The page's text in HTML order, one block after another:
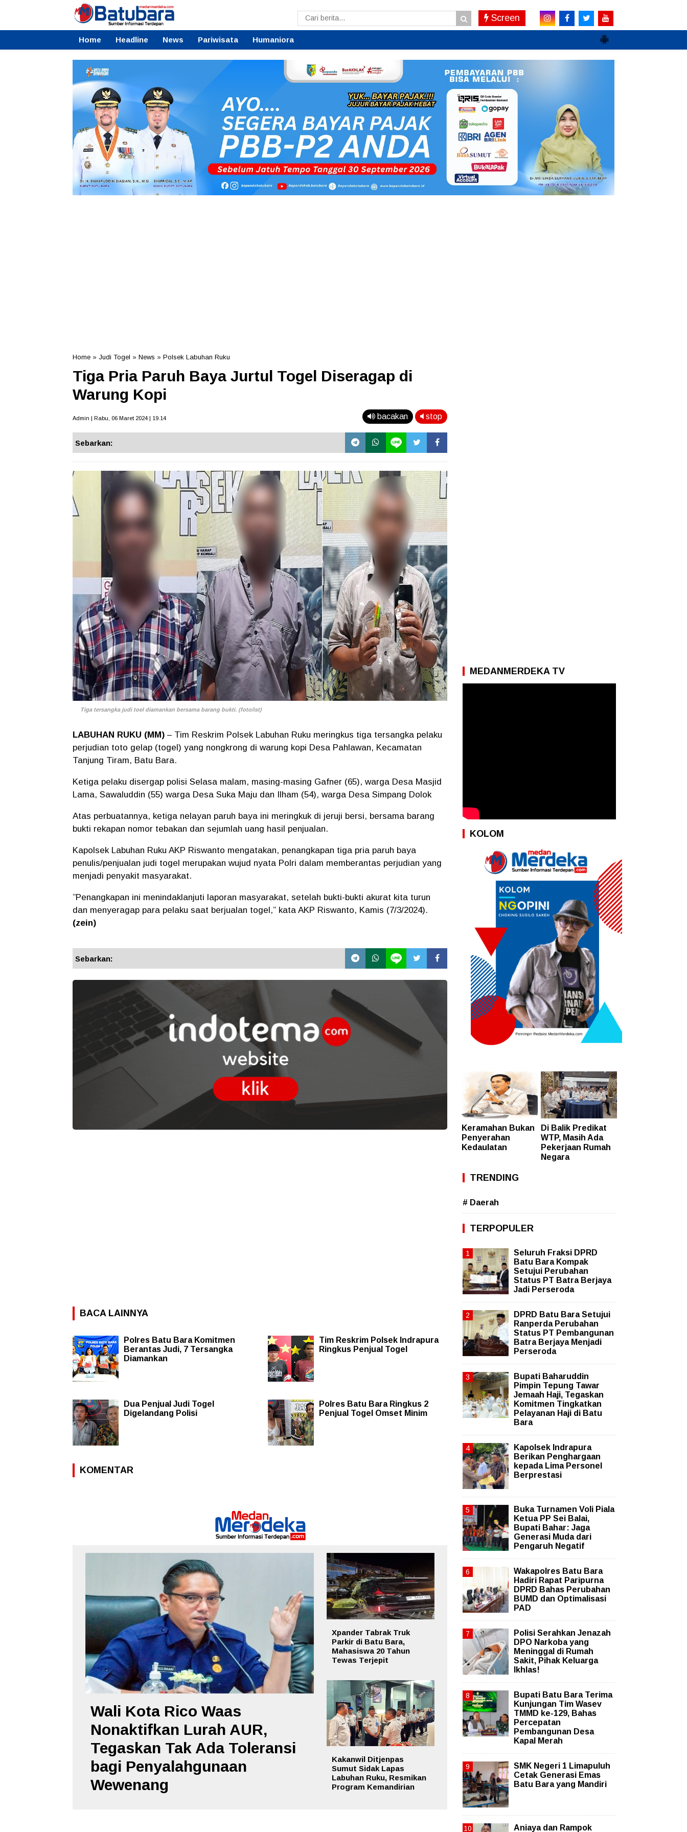
Screen
Home Headline News Pariwisata Humaniora
Home » Judi Togel » News » Polsek Labuhan Ruku
Tiga Pria Paruh Baya Jurtul Togel Diseragap di
Warung Kopi
Admin | Rabu, 06 Maret 2024 | 19.14 bacakan stop
Sebarkan:
Tiga tersangka judi toel diamankan bersama barang bukti. (foto/ist)
LABUHAN RUKU (MM) – Tim Reskrim Polsek Labuhan Ruku meringkus tiga tersangka pelaku
perjudian toto gelap (togel) yang nongkrong di warung kopi Desa Pahlawan, Kecamatan
Tanjung Tiram, Batu Bara.
Ketiga pelaku disergap polisi Selasa malam, masing-masing Gafner (65), warga Desa Masjid
Lama, Sawaluddin (55) warga Desa Suka Maju dan Ilham (54), warga Desa Simpang Dolok
Atas perbuatannya, ketiga nelayan paruh baya ini meringkuk di jeruji bersi, bersama barang
bukti rekapan nomor tebakan dan sejumlah uang hasil penjualan.
Kapolsek Labuhan Ruku AKP Riswanto mengatakan, penangkapan tiga pria paruh baya
penulis/penjualan judi togel merupakan wujud nyata Polri dalam memberantas perjudian yang
menjadi penyakit masyarakat.
”Penangkapan ini menindaklanjuti laporan masyarakat, setelah bukti-bukti akurat kita turun
dan menyeragap para pelaku saat berjualan togel,” kata AKP Riswanto, Kamis (7/3/2024).
(zein)
Sebarkan:
BACA LAINNYA
Polres Batu Bara Komitmen
Berantas Judi, 7 Tersangka
Diamankan
Tim Reskrim Polsek Indrapura
Ringkus Penjual Togel
Dua Penjual Judi Togel
Digelandang Polisi
Polres Batu Bara Ringkus 2
Penjual Togel Omset Minim
KOMENTAR
Wali Kota Rico Waas
Nonaktifkan Lurah AUR,
Tegaskan Tak Ada Toleransi
bagi Penyalahgunaan
Wewenang
Xpander Tabrak Truk
Parkir di Batu Bara,
Mahasiswa 20 Tahun
Tewas Terjepit
Kakanwil Ditjenpas
Sumut Sidak Lapas
Labuhan Ruku, Resmikan
Program Kemandirian
MEDANMERDEKA TV
KOLOM
Keramahan Bukan
Penyerahan
Kedaulatan
Di Balik Predikat
WTP, Masih Ada
Pekerjaan Rumah
Negara
TRENDING
# Daerah
TERPOPULER
Seluruh Fraksi DPRD
Batu Bara Kompak
Setujui Perubahan
Status PT Batra Berjaya
Jadi Perseroda
DPRD Batu Bara Setujui
Ranperda Perubahan
Status PT Pembangunan
Batra Berjaya Menjadi
Perseroda
Bupati Baharuddin
Pimpin Tepung Tawar
Jemaah Haji, Tegaskan
Komitmen Tingkatkan
Pelayanan Haji di Batu
Bara
Kapolsek Indrapura
Berikan Penghargaan
kepada Lima Personel
Berprestasi
Buka Turnamen Voli Piala
Ketua PP Sei Balai,
Bupati Bahar: Jaga
Generasi Muda dari
Pengaruh Negatif
Wakapolres Batu Bara
Hadiri Rapat Paripurna
DPRD Bahas Perubahan
BUMD dan Optimalisasi
PAD
Polisi Serahkan Jenazah
DPO Narkoba yang
Meninggal di Rumah
Sakit, Pihak Keluarga
Ikhlas!
Bupati Batu Bara Terima
Kunjungan Tim Wasev
TMMD ke-129, Bahas
Percepatan
Pembangunan Desa
Kapal Merah
SMK Negeri 1 Limapuluh
Cetak Generasi Emas
Batu Bara yang Mandiri
Aniaya dan Rampok